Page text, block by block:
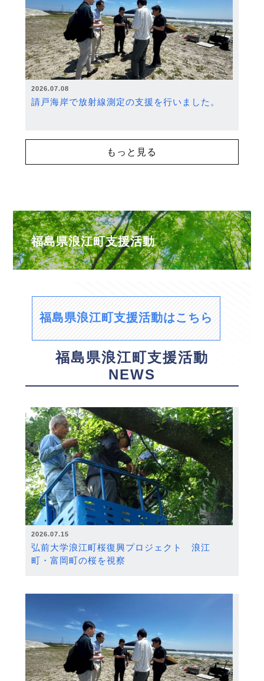
2026.07.08
請戸海岸で放射線測定の支援を行いました。
もっと見る
福島県浪江町支援活動
福島県浪江町支援活動はこちら
福島県浪江町支援活動
NEWS
2026.07.15
弘前大学浪江町桜復興プロジェクト 浪江
町・富岡町の桜を視察